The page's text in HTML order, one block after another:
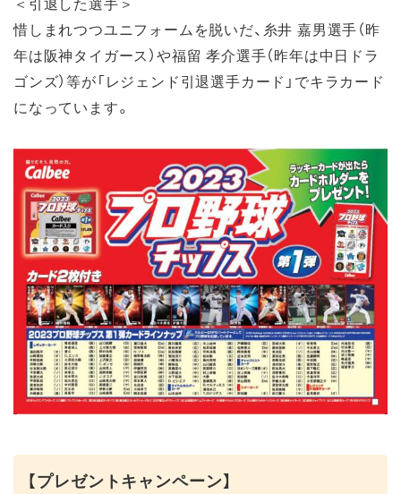
惜しまれつつユニフォームを脱いだ、糸井 嘉男選手（昨
年は阪神タイガース）や福留 孝介選手（昨年は中日ドラ
ゴンズ）等が「レジェンド引退選手カード」でキラカード
になっています。
【プレゼントキャンペーン】